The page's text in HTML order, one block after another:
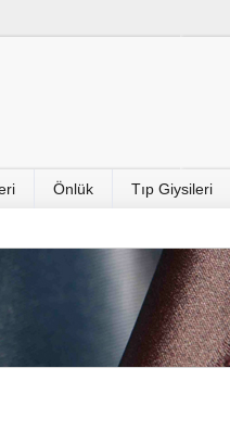
Önlük Tıp Giysileri